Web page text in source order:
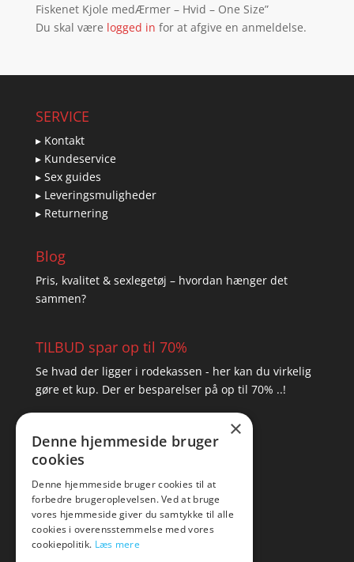
Fiskenet Kjole medÆrmer – Hvid – One Size”
Du skal være logged in for at afgive en anmeldelse.
SERVICE
▸ Kontakt
▸ Kundeservice
▸ Sex guides
▸ Leveringsmuligheder
▸ Returnering
Blog
Pris, kvalitet & sexlegetøj – hvordan hænger det
sammen?
TILBUD spar op til 70%
Se hvad der ligger i rodekassen - her kan du virkelig
gøre et kup. Der er besparelser på op til 70% ..!
Tlf: 7876 8672
Mail: hej@amare.dk
×
Denne hjemmeside bruger
cookies
Denne hjemmeside bruger cookies til at
forbedre brugeroplevelsen. Ved at bruge
vores hjemmeside giver du samtykke til alle
cookies i overensstemmelse med vores
cookiepolitik. Læs mere